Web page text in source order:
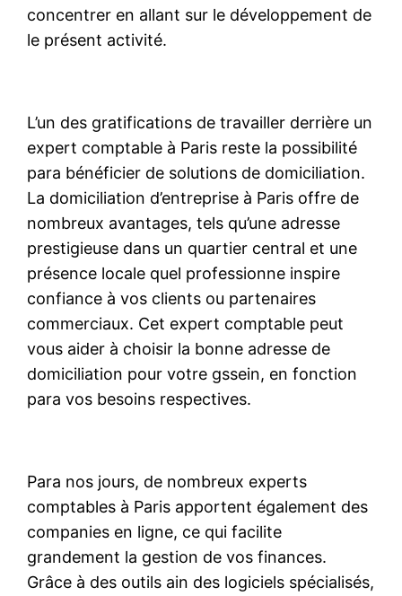
concentrer en allant sur le développement de
le présent activité.
L’un des gratifications de travailler derrière un
expert comptable à Paris reste la possibilité
para bénéficier de solutions de domiciliation.
La domiciliation d’entreprise à Paris offre de
nombreux avantages, tels qu’une adresse
prestigieuse dans un quartier central et une
présence locale quel professionne inspire
confiance à vos clients ou partenaires
commerciaux. Cet expert comptable peut
vous aider à choisir la bonne adresse de
domiciliation pour votre gssein, en fonction
para vos besoins respectives.
Para nos jours, de nombreux experts
comptables à Paris apportent également des
companies en ligne, ce qui facilite
grandement la gestion de vos finances.
Grâce à des outils ain des logiciels spécialisés,